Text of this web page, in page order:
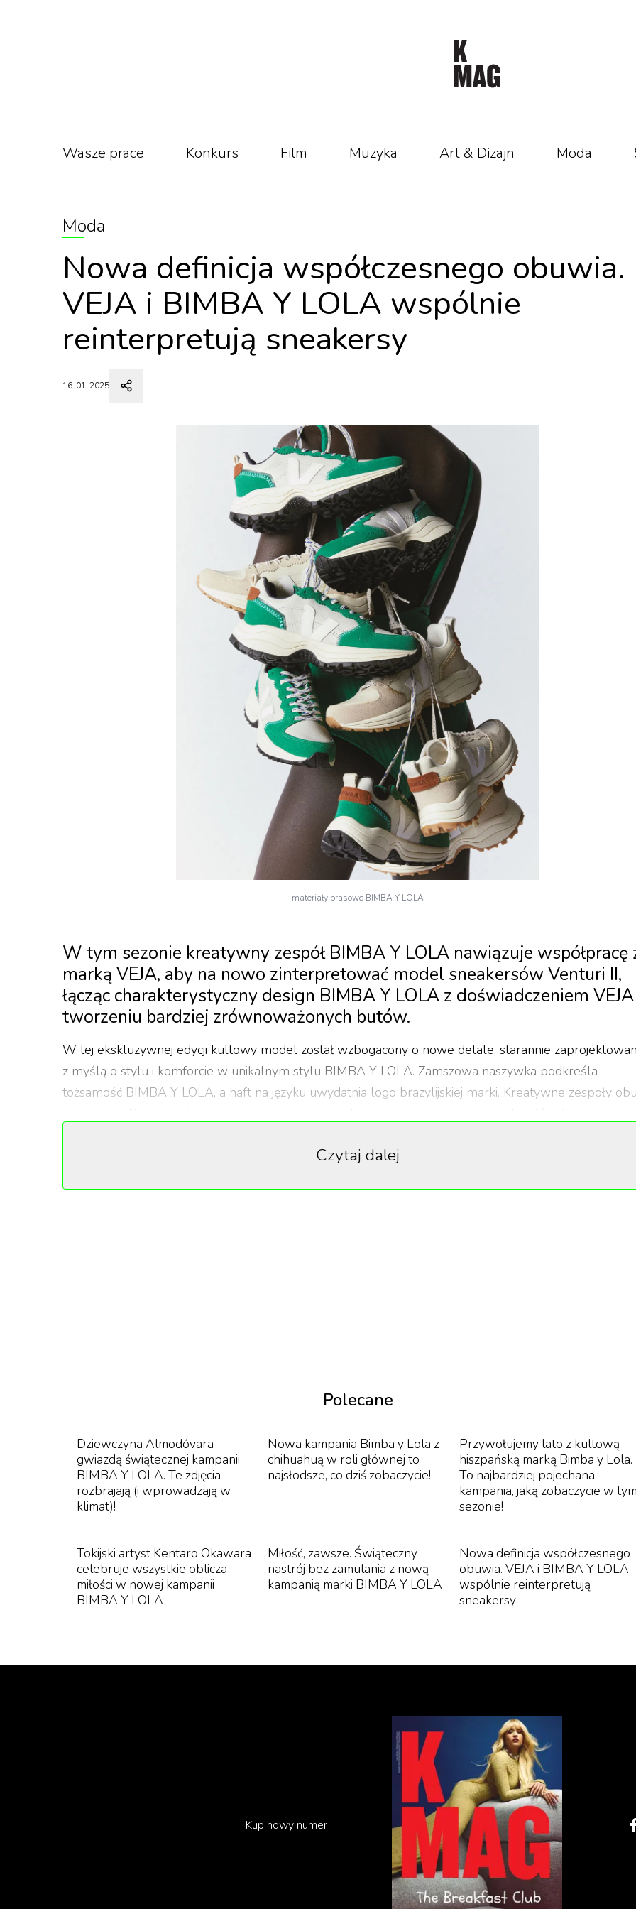
Wasze prace Konkurs Film Muzyka Art & Dizajn Moda
Moda
Nowa definicja współczesnego obuwia.
VEJA i BIMBA Y LOLA wspólnie
reinterpretują sneakersy
16-01-2025
materiały prasowe BIMBA Y LOLA
W tym sezonie kreatywny zespół BIMBA Y LOLA nawiązuje współpracę
marką VEJA, aby na nowo zinterpretować model sneakersów Venturi II,
łącząc charakterystyczny design BIMBA Y LOLA z doświadczeniem
tworzeniu bardziej zrównoważonych butów.
W tej ekskluzywnej edycji kultowy model został wzbogacony o nowe detale, starannie
z myślą o stylu i komforcie w unikalnym stylu BIMBA Y LOLA. Zamszowa naszywka podkreśla
tożsamość BIMBA Y LOLA, a haft na języku uwydatnia logo brazylijskiej marki. Kreatywne zespoły obu
marek współpracowały przy opracowywaniu unikalnego i innowacyjnego modelu, który łączy
Czytaj dalej
Polecane
Dziewczyna Almodóvara
gwiazdą świątecznej kampanii
BIMBA Y LOLA. Te zdjęcia
rozbrajają (i wprowadzają w
klimat)!
Nowa kampania Bimba y Lola z
chihuahuą w roli głównej to
najsłodsze, co dziś zobaczycie!
Przywołujemy lato z kultową
hiszpańską marką Bimba y Lola.
To najbardziej pojechana
kampania, jaką zobaczycie w tym
sezonie!
Tokijski artyst Kentaro Okawara
celebruje wszystkie oblicza
miłości w nowej kampanii
BIMBA Y LOLA
Miłość, zawsze. Świąteczny
nastrój bez zamulania z nową
kampanią marki BIMBA Y LOLA
Nowa definicja współczesnego
obuwia. VEJA i BIMBA Y LOLA
wspólnie reinterpretują
sneakersy
Kup nowy numer